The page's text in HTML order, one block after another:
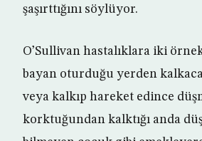
şaşırttığını söylüyor.
O’Sullivan hastalıklara iki
bayan oturduğu yerden
veya kalkıp hareket edince
korktuğundan kalktığı anda